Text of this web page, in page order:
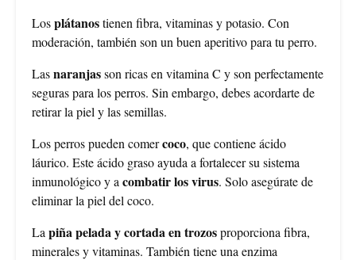
Losplátanostienen fibra, vitaminas y potasio. Con
moderación, también son un buen aperitivo para tu perro.
Lasnaranjasson ricas en vitamina C y son perfectamente
seguras para los perros. Sin embargo, debes acordarte de
retirar la piel y las semillas.
Los perros pueden comercoco, que contiene ácido
láurico. Este ácido graso ayuda a fortalecer su sistema
inmunológico y a combatir los virus. Solo asegúrate de
eliminar la piel del coco.
La piña pelada y cortada en trozosproporciona fibra,
minerales y vitaminas. También tiene una enzima